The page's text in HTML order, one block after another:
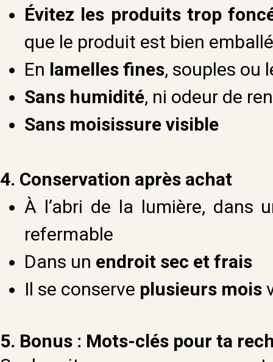
Évitez les produits trop
que le produit est bien
En lamelles fines, souples ou
Sans humidité, ni odeur de
Sans moisissure visible
4. Conservation après achat
À l’abri de la lumière, dans
refermable
Dans un endroit sec et frais
Il se conserve plusieurs mois
5. Bonus : Mots-clés pour ta